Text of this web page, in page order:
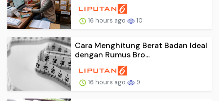
16 hours ago 10
Cara Menghitung Berat Badan Ideal
dengan Rumus Bro...
16 hours ago 9